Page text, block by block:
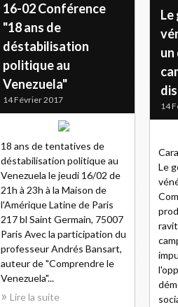
16-02 Conférence
"18 ans de
déstabilisation
politique au
Venezuela"
14 Février 2017
18 ans de tentatives de
déstabilisation politique au
Venezuela le jeudi 16/02 de
21h à 23h à la Maison de
l'Amérique Latine de Paris
217 bl Saint Germain, 75007
Paris Avec la participation du
professeur Andrés Bansart,
auteur de "Comprendre le
Venezuela"...
Lire la suite
un
14
Le